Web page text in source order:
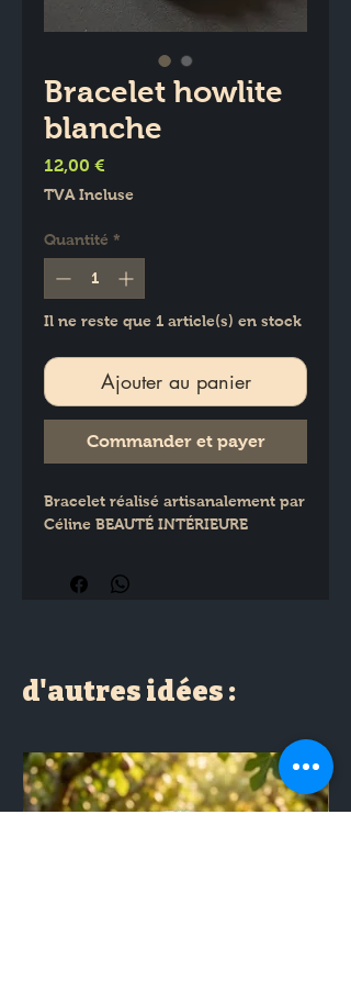
Bracelet howlite
blanche
12,00 €
TVA Incluse
Quantité *
Il ne reste que 1 article(s) en stock
Ajouter au panier
Commander et payer
Bracelet réalisé artisanalement par
Céline BEAUTÉ INTÉRIEURE
d'autres idées :